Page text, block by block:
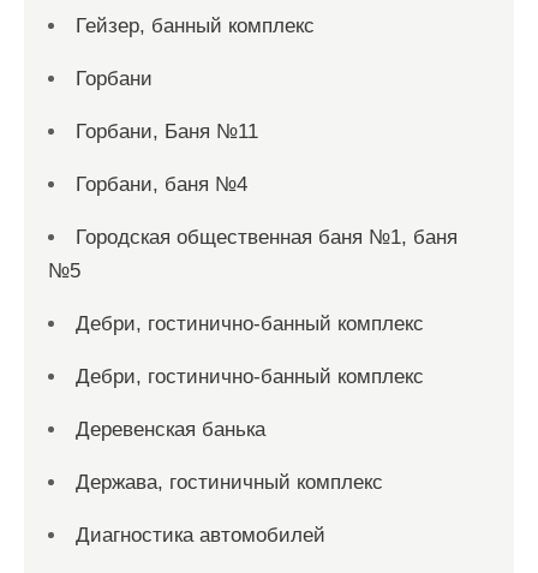
Гейзер, банный комплекс
Горбани
Горбани, Баня №11
Горбани, баня №4
Городская общественная баня №1, баня
№5
Дебри, гостинично-банный комплекс
Дебри, гостинично-банный комплекс
Деревенская банька
Держава, гостиничный комплекс
Диагностика автомобилей